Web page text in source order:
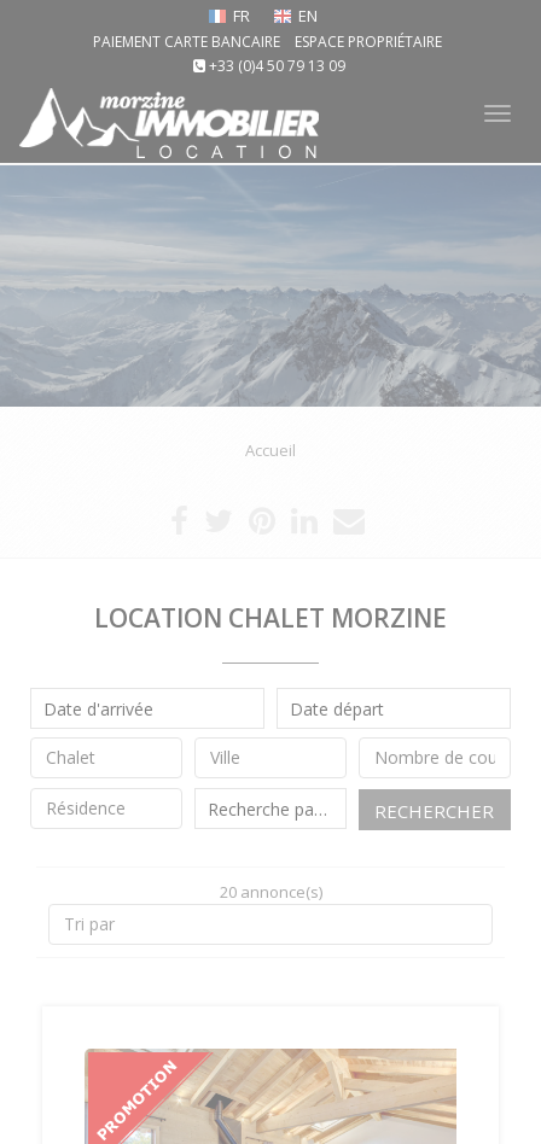
FR EN
PAIEMENT CARTE BANCAIRE
ESPACE PROPRIÉTAIRE
+33 (0)4 50 79 13 09
Accueil
LOCATION CHALET MORZINE
RECHERCHER
20 annonce(s)